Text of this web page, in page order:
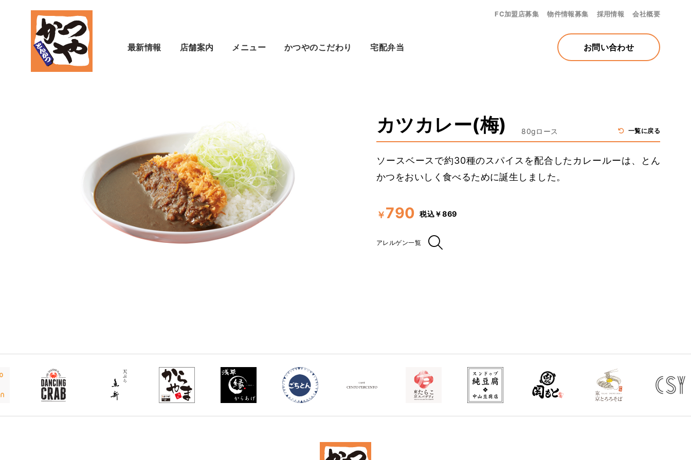
最新情報 店舗案内 メニュー かつやのこだわり 宅配弁当
FC加盟店募集 物件情報募集 採用情報 会社概要
お問い合わせ
カツカレー(梅) 80gロース 一覧に戻る
ソースベースで約30種のスパイスを配合したカレールーは、とん
かつをおいしく食べるために誕生しました。
￥790 税込￥869
アレルゲン一覧